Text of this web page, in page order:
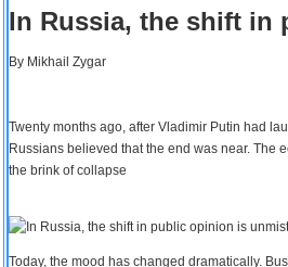
In Russia, the shift in
By Mikhail Zygar
Twenty months ago, after Vladimir Putin had
Russians believed that the end was near. The
the brink of collapse
Today, the mood has changed dramatically.